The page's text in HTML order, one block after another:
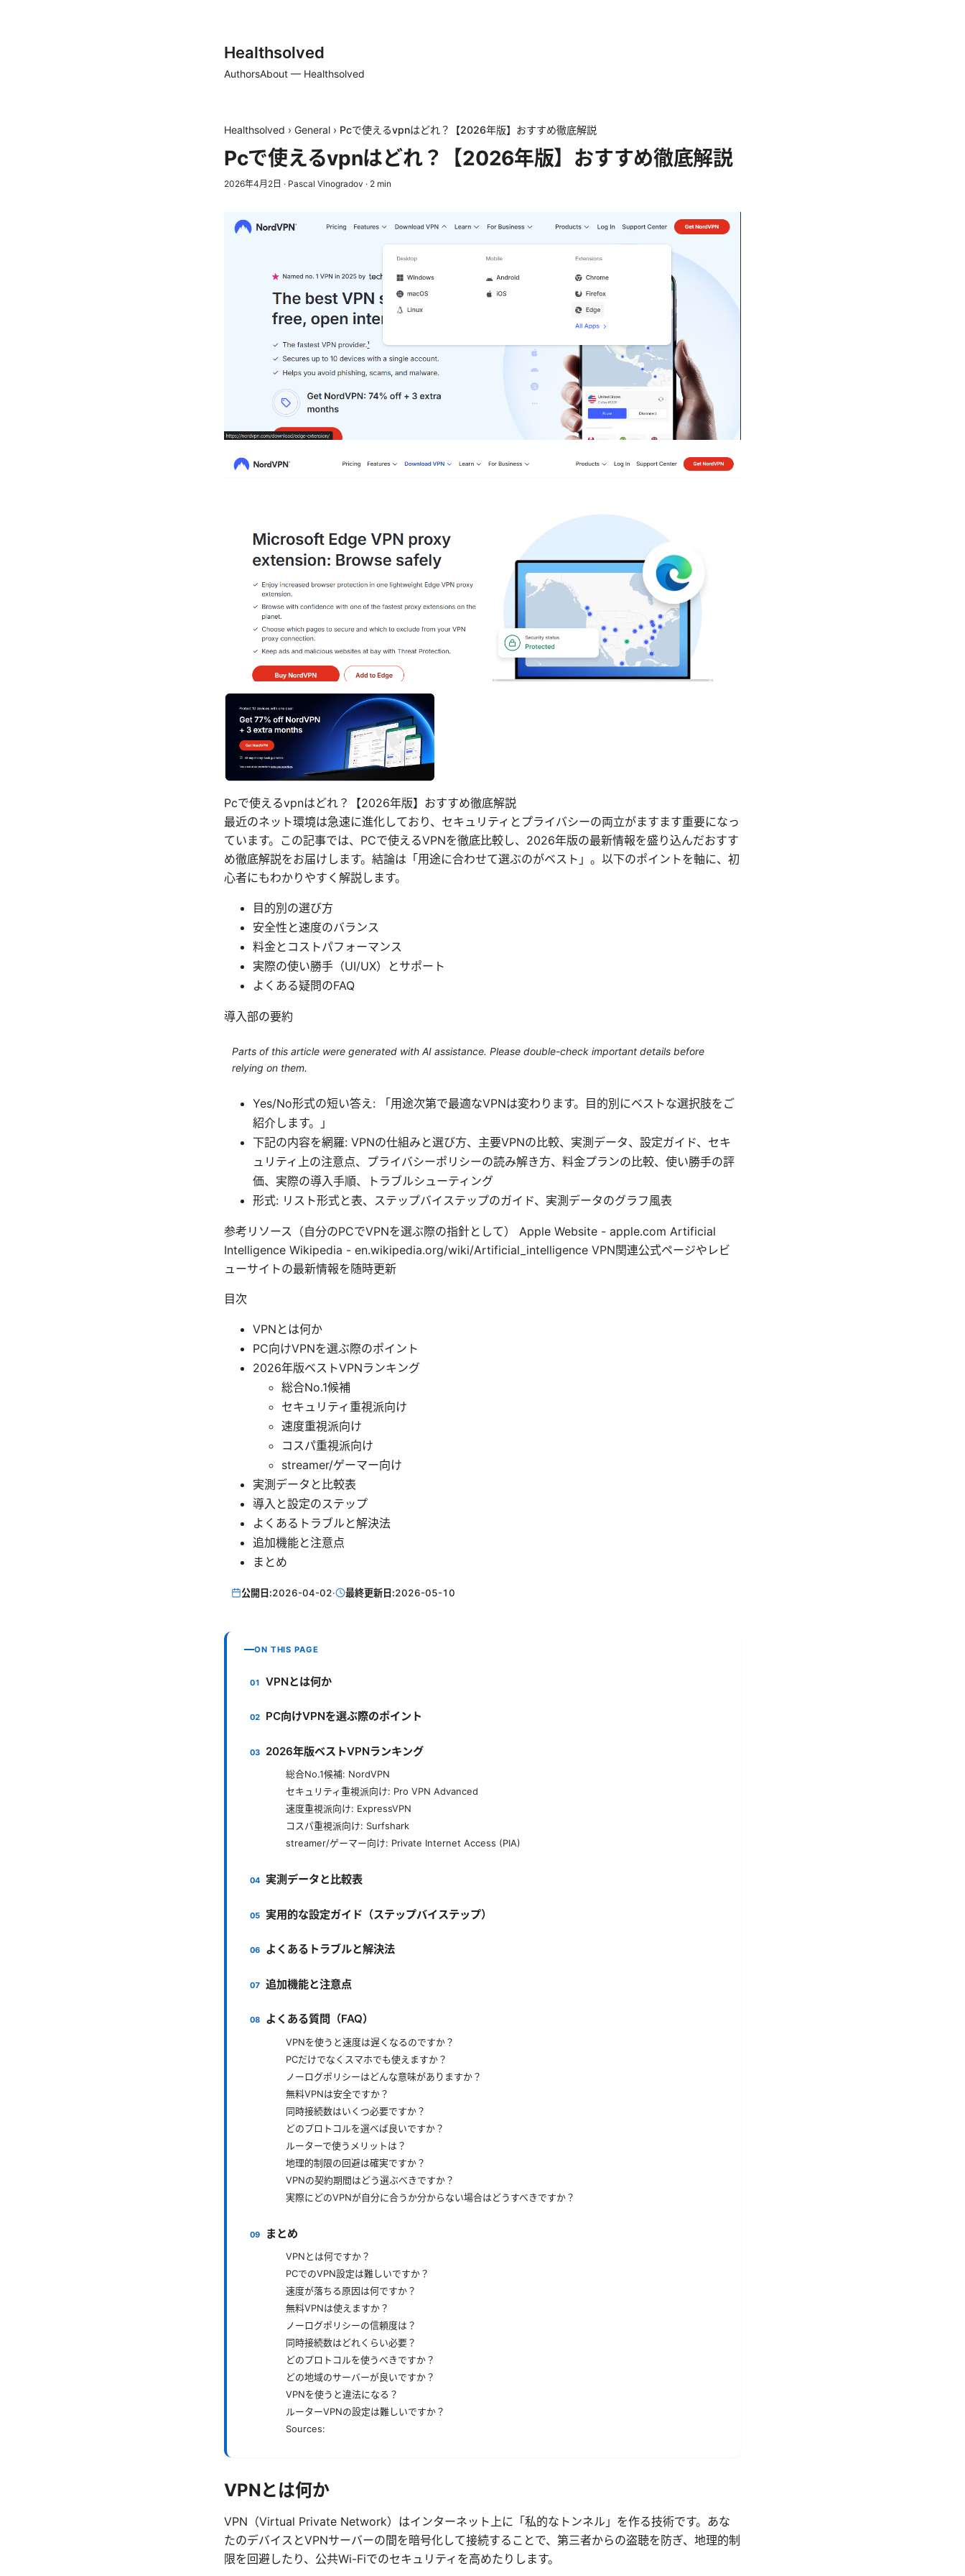
Healthsolved
AuthorsAbout — Healthsolved
Healthsolved › General › Pcで使えるvpnはどれ？【2026年版】おすすめ徹底解説
Pcで使えるvpnはどれ？【2026年版】おすすめ徹底解説
2026年4月2日 · Pascal Vinogradov · 2 min
Pcで使えるvpnはどれ？【2026年版】おすすめ徹底解説
最近のネット環境は急速に進化しており、セキュリティとプライバシーの両立がますます重要になっ
ています。この記事では、PCで使えるVPNを徹底比較し、2026年版の最新情報を盛り込んだおすす
め徹底解説をお届けします。結論は「用途に合わせて選ぶのがベスト」。以下のポイントを軸に、初
心者にもわかりやすく解説します。
目的別の選び方
安全性と速度のバランス
料金とコストパフォーマンス
実際の使い勝手（UI/UX）とサポート
よくある疑問のFAQ
導入部の要約
Parts of this article were generated with AI assistance. Please double-check important details before
relying on them.
Yes/No形式の短い答え: 「用途次第で最適なVPNは変わります。目的別にベストな選択肢をご
紹介します。」
下記の内容を網羅: VPNの仕組みと選び方、主要VPNの比較、実測データ、設定ガイド、セキ
ュリティ上の注意点、プライバシーポリシーの読み解き方、料金プランの比較、使い勝手の評
価、実際の導入手順、トラブルシューティング
形式: リスト形式と表、ステップバイステップのガイド、実測データのグラフ風表
参考リソース（自分のPCでVPNを選ぶ際の指針として） Apple Website - apple.com Artificial
Intelligence Wikipedia - en.wikipedia.org/wiki/Artificial_intelligence VPN関連公式ページやレビ
ューサイトの最新情報を随時更新
目次
VPNとは何か
PC向けVPNを選ぶ際のポイント
2026年版ベストVPNランキング
総合No.1候補
セキュリティ重視派向け
速度重視派向け
コスパ重視派向け
streamer/ゲーマー向け
実測データと比較表
導入と設定のステップ
よくあるトラブルと解決法
追加機能と注意点
まとめ
公開日:2026-04-02· 最終更新日:2026-05-10
ON THIS PAGE
VPNとは何か
PC向けVPNを選ぶ際のポイント
2026年版ベストVPNランキング
総合No.1候補: NordVPN
セキュリティ重視派向け: Pro VPN Advanced
速度重視派向け: ExpressVPN
コスパ重視派向け: Surfshark
streamer/ゲーマー向け: Private Internet Access (PIA)
実測データと比較表
実用的な設定ガイド（ステップバイステップ）
よくあるトラブルと解決法
追加機能と注意点
よくある質問（FAQ）
VPNを使うと速度は遅くなるのですか？
PCだけでなくスマホでも使えますか？
ノーログポリシーはどんな意味がありますか？
無料VPNは安全ですか？
同時接続数はいくつ必要ですか？
どのプロトコルを選べば良いですか？
ルーターで使うメリットは？
地理的制限の回避は確実ですか？
VPNの契約期間はどう選ぶべきですか？
実際にどのVPNが自分に合うか分からない場合はどうすべきですか？
まとめ
VPNとは何ですか？
PCでのVPN設定は難しいですか？
速度が落ちる原因は何ですか？
無料VPNは使えますか？
ノーログポリシーの信頼度は？
同時接続数はどれくらい必要？
どのプロトコルを使うべきですか？
どの地域のサーバーが良いですか？
VPNを使うと違法になる？
ルーターVPNの設定は難しいですか？
Sources:
VPNとは何か
VPN（Virtual Private Network）はインターネット上に「私的なトンネル」を作る技術です。あな
たのデバイスとVPNサーバーの間を暗号化して接続することで、第三者からの盗聴を防ぎ、地理的制
限を回避したり、公共Wi-Fiでのセキュリティを高めたりします。